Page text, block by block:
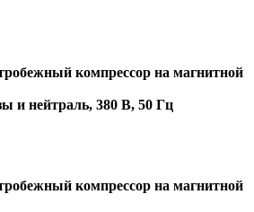
компрессор на магнитной
и нейтраль, 380 В, 50 Гц
компрессор на магнитной